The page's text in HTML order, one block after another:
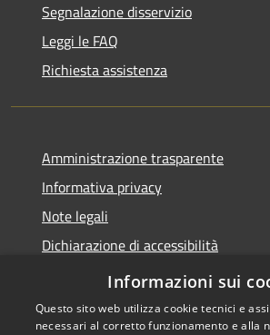
Segnalazione disservizio
Leggi le FAQ
Richiesta assistenza
Amministrazione trasparente
Informativa privacy
Note legali
Dichiarazione di accessibilità
Moduli Privacy Amministrazione
Informazioni sui
Questo sito web utilizza cookie tecnici e
necessari al corretto funzionamento e alla